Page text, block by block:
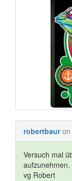
robertbaur
Versuch mal
vg Robert